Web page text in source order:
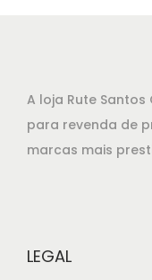
A loja Rute
para revenda de
marcas mais
LEGAL